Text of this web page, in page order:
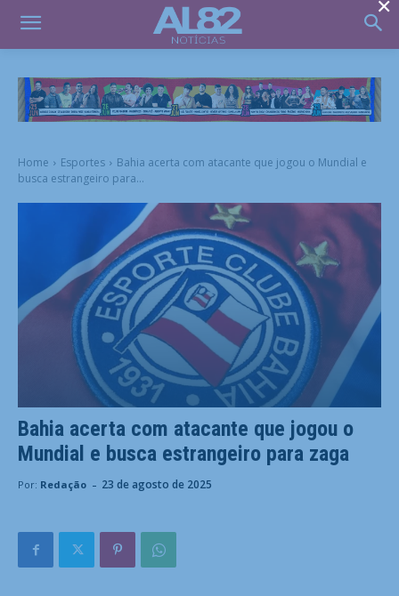
Home Esportes
Bahia acerta com atacante que jogou o Mundial e
busca estrangeiro para...
Bahia acerta com atacante que jogou o
Mundial e busca estrangeiro para zaga
Por: Redação - 23 de agosto de 2025